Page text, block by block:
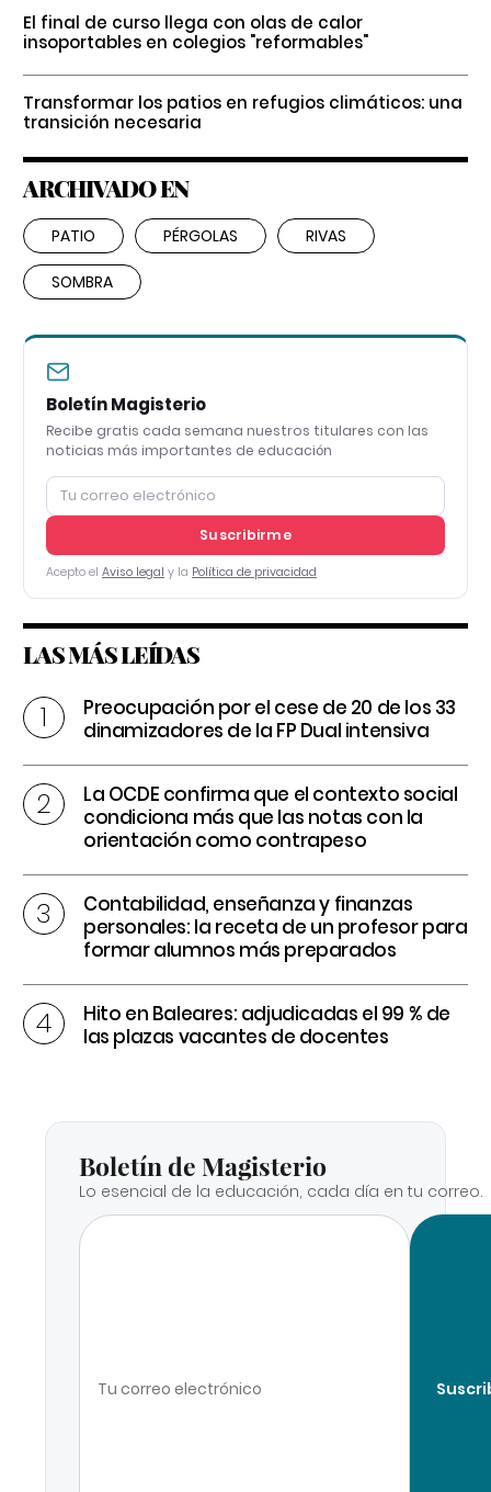
El final de curso llega con olas de calor
insoportables en colegios "reformables"
Transformar los patios en refugios climáticos: una
transición necesaria
ARCHIVADO EN
PATIO PÉRGOLAS RIVAS
SOMBRA
Boletín Magisterio
Recibe gratis cada semana nuestros titulares con las
noticias más importantes de educación
Suscribirme
Acepto el Aviso legal y la Política de privacidad
LAS MÁS LEÍDAS
Preocupación por el cese de 20 de los 33
dinamizadores de la FP Dual intensiva
La OCDE confirma que el contexto social
condiciona más que las notas con la
orientación como contrapeso
Contabilidad, enseñanza y finanzas
personales: la receta de un profesor para
formar alumnos más preparados
Hito en Baleares: adjudicadas el 99 % de
las plazas vacantes de docentes
Boletín de Magisterio
Lo esencial de la educación, cada día en tu correo.